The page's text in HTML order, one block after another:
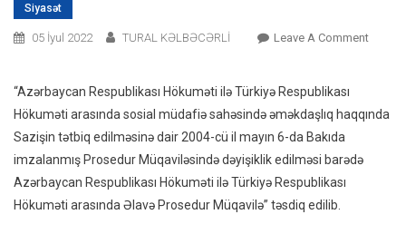
Siyasət
05 İyul 2022 TURAL KƏLBƏCƏRLİ Leave A CommentOn
Ölkə
“Azərbaycan Respublikası Hökuməti ilə Türkiyə Respublikası
Hökuməti arasında sosial müdafiə sahəsində əməkdaşlıq haqqında
Sazişin tətbiq edilməsinə dair 2004-cü il mayın 6-da Bakıda
imzalanmış Prosedur Müqaviləsində dəyişiklik edilməsi barədə
Azərbaycan Respublikası Hökuməti ilə Türkiyə Respublikası
Hökuməti arasında Əlavə Prosedur Müqavilə” təsdiq edilib.